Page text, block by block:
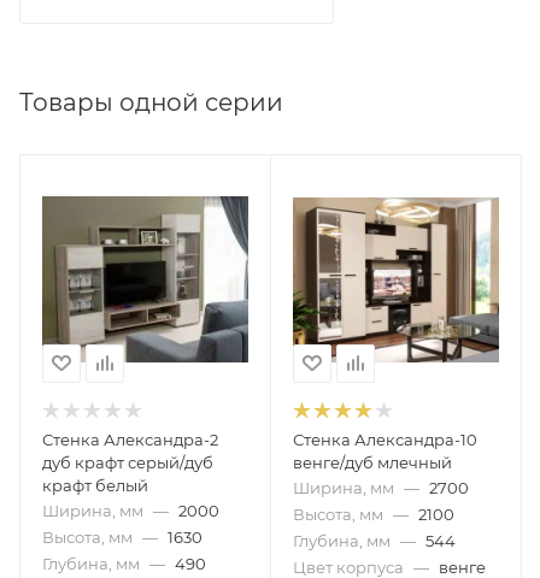
Товары одной серии
Стенка Александра-2
дуб крафт серый/дуб
крафт белый
Ширина, мм — 2000
Высота, мм — 1630
Глубина, мм — 490
Стенка Александра-10
венге/дуб млечный
Ширина, мм — 2700
Высота, мм — 2100
Глубина, мм — 544
Цвет корпуса — венге